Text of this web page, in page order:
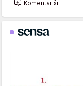
Komentariši